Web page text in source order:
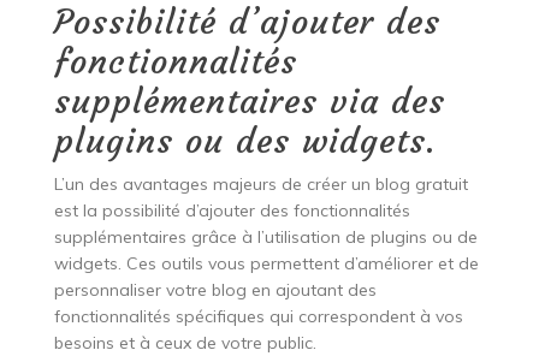
Possibilité d’ajouter des
fonctionnalités
supplémentaires via des
plugins ou des widgets.
L’un des avantages majeurs de créer un blog gratuit
est la possibilité d’ajouter des fonctionnalités
supplémentaires grâce à l’utilisation de plugins ou de
widgets. Ces outils vous permettent d’améliorer et de
personnaliser votre blog en ajoutant des
fonctionnalités spécifiques qui correspondent à vos
besoins et à ceux de votre public.